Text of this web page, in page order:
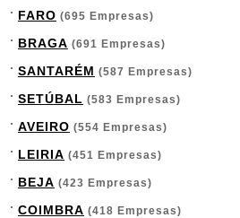
FARO (695 Empresas)
BRAGA (691 Empresas)
SANTARÉM (587 Empresas)
SETÚBAL (583 Empresas)
AVEIRO (554 Empresas)
LEIRIA (451 Empresas)
BEJA (423 Empresas)
COIMBRA (418 Empresas)